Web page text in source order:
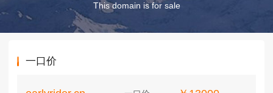
This domain is for sale
一口价